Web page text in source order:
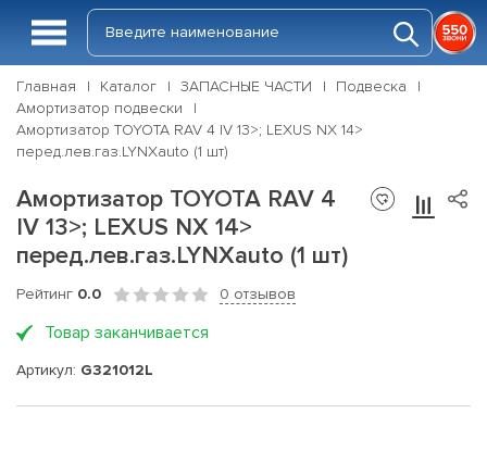
Главная Каталог ЗАПАСНЫЕ ЧАСТИ
Подвеска
Амортизатор подвески
Амортизатор TOYOTA RAV 4 IV 13>; LEXUS NX 14>
перед.лев.газ.LYNXauto (1 шт)
Амортизатор TOYOTA RAV 4
IV 13>; LEXUS NX 14>
перед.лев.газ.LYNXauto (1 шт)
Рейтинг 0.0 0 отзывов
Товар заканчивается
Артикул: G321012L